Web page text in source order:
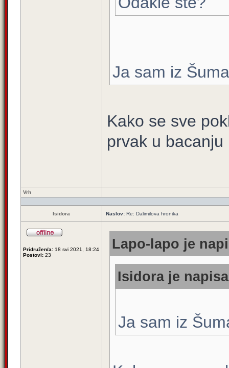
Ja sam iz
Kako se sve
prvak u
Vrh
Isidora Naslov: Re: Dalimilova hronika
Pridružen/a: 18 svi 2021, 18:24
Postovi: 23
Lapo-lapo je
Isidora je
Ja sam iz